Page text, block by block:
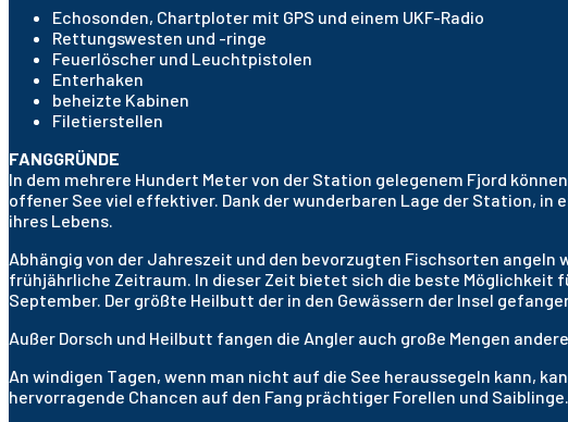
Echosonden, Chartploter mit GPS und einem UKF-Radio
Rettungswesten und -ringe
Feuerlöscher und Leuchtpistolen
Enterhaken
beheizte Kabinen
Filetierstellen
FANGGRÜNDE
In dem mehrere Hundert Meter von der Station gelegenem Fjord
offener See viel effektiver. Dank der wunderbaren Lage der Station, in
ihres Lebens.
Abhängig von der Jahreszeit und den bevorzugten Fischsorten
frühjährliche Zeitraum. In dieser Zeit bietet sich die beste Möglichkeit
September. Der größte Heilbutt der in den Gewässern der Insel
Außer Dorsch und Heilbutt fangen die Angler auch große Mengen
An windigen Tagen, wenn man nicht auf die See heraussegeln kann,
hervorragende Chancen auf den Fang prächtiger Forellen und Saiblinge.